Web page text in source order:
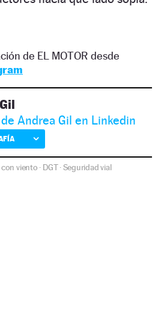
de EL MOTOR desde
Andrea Gil en Linkedin
viento · DGT·Seguridad vial